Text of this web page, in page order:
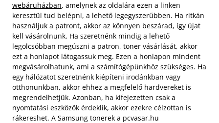
webáruházban, amelynek az oldalára ezen a linken
keresztül tud belépni, a lehető legegyszerűbben. Ha ritkán
használjuk a patront, akkor az könnyen beszárad, így újat
kell vásárolnunk. Ha szeretnénk mindig a lehető
legolcsóbban megúszni a patron, toner vásárlását, akkor
ezt a honlapot látogassuk meg. Ezen a honlapon mindent
megvásárolhatunk, ami a számítógépünkhöz szükséges. Ha
egy hálózatot szeretnénk kiépíteni irodánkban vagy
otthonunkban, akkor ehhez a megfelelő hardvereket is
megrendelhetjük. Azonban, ha kifejezetten csak a
nyomtatási eszközök érdeklik, akkor ezekre célzottan is
rákereshet. A Samsung tonerek a pcvasar.hu